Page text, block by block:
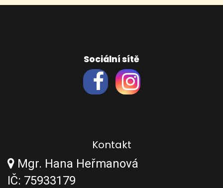
Sociální sítě
Kontakt
Mgr. Hana Heřmanová
IČ: 75933179